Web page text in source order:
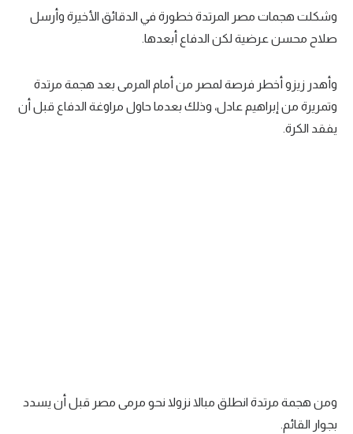
وشكلت هجمات مصر المرتدة خطورة في الدقائق الأخيرة وأرسل
صلاح محسن عرضية لكن الدفاع أبعدها.
وأهدر زيزو أخطر فرصة لمصر من أمام المرمى بعد هجمة مرتدة
وتمريرة من إبراهيم عادل، وذلك بعدما حاول مراوغة الدفاع قبل أن
يفقد الكرة.
ومن هجمة مرتدة انطلق مبالا نزولا نحو مرمى مصر قبل أن يسدد
بجوار القائم.